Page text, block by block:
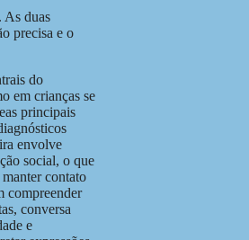
As duas
precisa e o
do
em crianças se
principais
envolve
social, o que
contato
compreender
conversa
e